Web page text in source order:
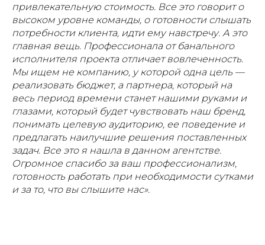
привлекательную стоимость. Все это говорит о
высоком уровне команды, о готовности слышать
потребности клиента, идти ему навстречу. А это
главная вещь. Профессионала от банального
исполнителя проекта отличает вовлеченность.
Мы ищем не компанию, у которой одна цель —
реализовать бюджет, а партнера, который на
весь период времени станет нашими руками и
глазами, который будет чувствовать наш бренд,
понимать целевую аудиторию, ее поведение и
предлагать наилучшие решения поставленных
задач. Все это я нашла в данном агентстве.
Огромное спасибо за ваш профессионализм,
готовность работать при необходимости сутками
и за то, что вы слышите нас».